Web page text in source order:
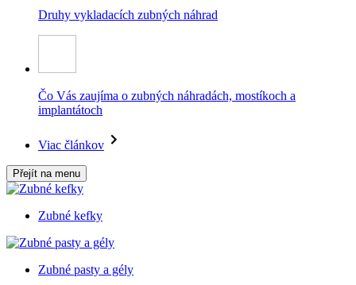
Druhy vykladacích zubných náhrad
Čo Vás zaujíma o zubných náhradách, mostíkoch a
implantátoch
Viac článkov
Přejít na menu
Zubné kefky
Zubné pasty a gély